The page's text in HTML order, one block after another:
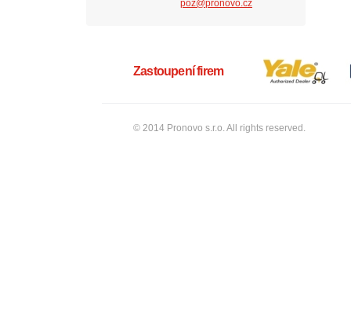
poz@pronovo.cz
Zastoupení firem
© 2014 Pronovo s.r.o. All rights reserved.